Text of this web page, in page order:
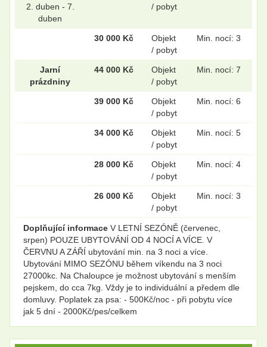
2. duben - 7.
duben
/ pobyt
30 000 Kč
Objekt
/ pobyt
Min. nocí: 3
Jarní
prázdniny
44 000 Kč
Objekt
/ pobyt
Min. nocí: 7
39 000 Kč
Objekt
/ pobyt
Min. nocí: 6
34 000 Kč
Objekt
/ pobyt
Min. nocí: 5
28 000 Kč
Objekt
/ pobyt
Min. nocí: 4
26 000 Kč
Objekt
/ pobyt
Min. nocí: 3
Doplňující informace V LETNÍ SEZÓNĚ (červenec,
srpen) POUZE UBYTOVÁNÍ OD 4 NOCÍ A VÍCE. V
ČERVNU A ZÁŘÍ ubytování min. na 3 noci a více.
Ubytování MIMO SEZÓNU během víkendu na 3 noci
27000kc. Na Chaloupce je možnost ubytování s menším
pejskem, do cca 7kg. Vždy je to individuální a předem dle
domluvy. Poplatek za psa: - 500Kč/noc - při pobytu více
jak 5 dní - 2000Kč/pes/celkem